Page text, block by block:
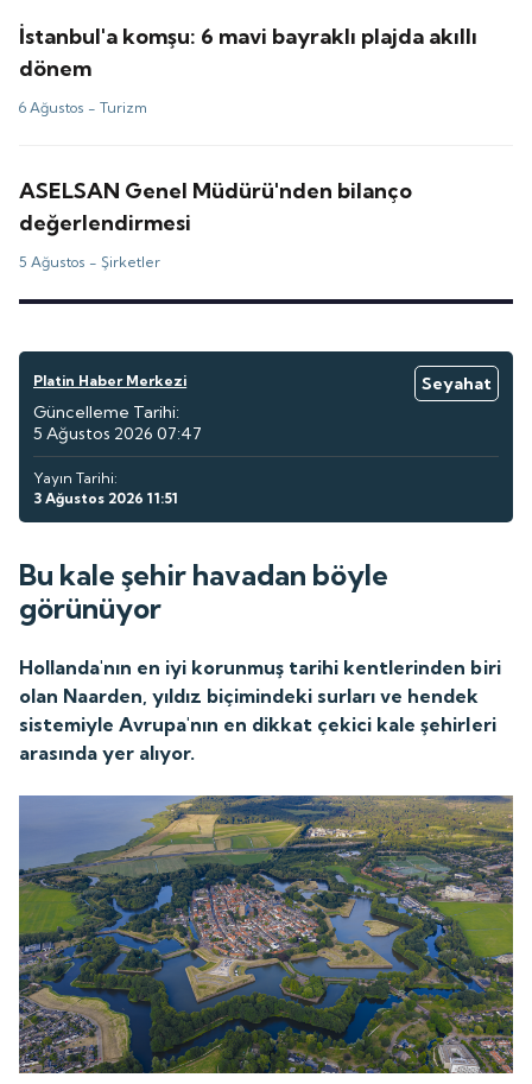
İstanbul'a komşu: 6 mavi bayraklı plajda akıllı
dönem
6 Ağustos -Turizm
ASELSAN Genel Müdürü'nden bilanço
değerlendirmesi
5 Ağustos -Şirketler
Platin Haber Merkezi
Seyahat
Güncelleme Tarihi:
5 Ağustos 2026 07:47
Yayın Tarihi:
3 Ağustos 2026 11:51
Bu kale şehir havadan böyle
görünüyor
Hollanda'nın en iyi korunmuş tarihi kentlerinden biri
olan Naarden, yıldız biçimindeki surları ve hendek
sistemiyle Avrupa'nın en dikkat çekici kale şehirleri
arasında yer alıyor.